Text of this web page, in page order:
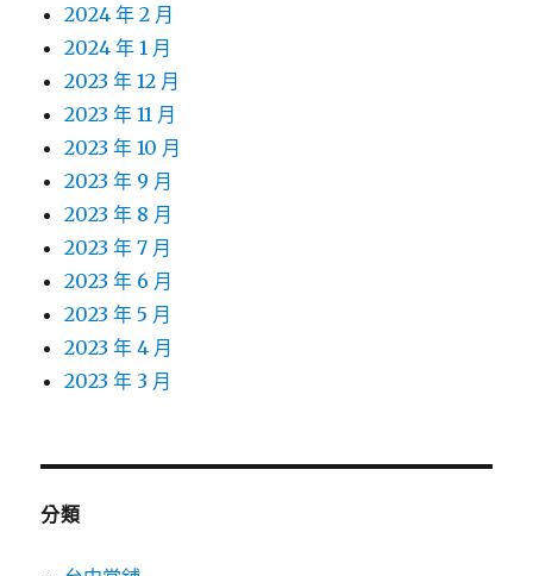
2024 年 2 月
2024 年 1 月
2023 年 12 月
2023 年 11 月
2023 年 10 月
2023 年 9 月
2023 年 8 月
2023 年 7 月
2023 年 6 月
2023 年 5 月
2023 年 4 月
2023 年 3 月
分類